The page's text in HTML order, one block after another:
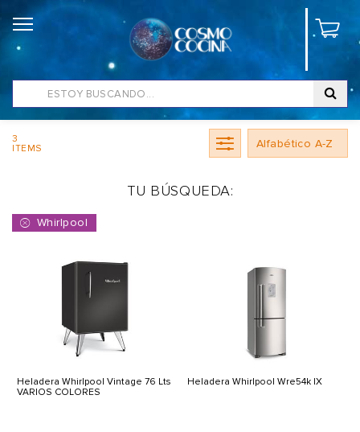
TU BÚSQUEDA:
3
ITEMS
Whirlpool
Heladera Whirlpool Vintage 76 Lts
VARIOS COLORES
Heladera Whirlpool Wre54k IX